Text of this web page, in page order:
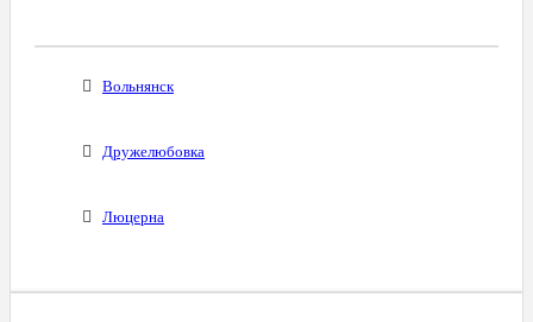
Вольнянск
Дружелюбовка
Люцерна